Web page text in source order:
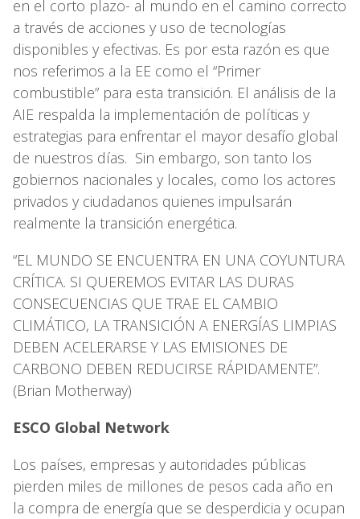
en el corto plazo- al mundo en el camino correcto
a través de acciones y uso de tecnologías
disponibles y efectivas. Es por esta razón es que
nos referimos a la EE como el “Primer
combustible” para esta transición. El análisis de la
AIE respalda la implementación de políticas y
estrategias para enfrentar el mayor desafío global
de nuestros días. Sin embargo, son tanto los
gobiernos nacionales y locales, como los actores
privados y ciudadanos quienes impulsarán
realmente la transición energética.
“EL MUNDO SE ENCUENTRA EN UNA COYUNTURA
CRÍTICA. SI QUEREMOS EVITAR LAS DURAS
CONSECUENCIAS QUE TRAE EL CAMBIO
CLIMÁTICO, LA TRANSICIÓN A ENERGÍAS LIMPIAS
DEBEN ACELERARSE Y LAS EMISIONES DE
CARBONO DEBEN REDUCIRSE RÁPIDAMENTE”.
(Brian Motherway)
ESCO Global Network
Los países, empresas y autoridades públicas
pierden miles de millones de pesos cada año en
la compra de energía que se desperdicia y ocupan